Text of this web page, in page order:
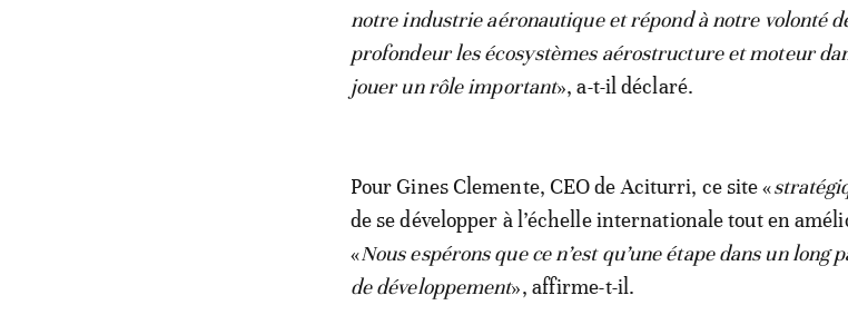
notre industrie aéronautique et répond à notre volonté
profondeur les écosystèmes aérostructure et moteur
jouer un rôle important», a-t-il déclaré.
Pour Gines Clemente, CEO de Aciturri, ce site «
de se développer à l’échelle internationale tout en
«Nous espérons que ce n’est qu’une étape dans un long
de développement», affirme-t-il.